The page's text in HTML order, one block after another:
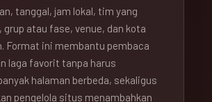
tanggal, jam lokal, tim yang
grup atau fase, venue, dan kota
Format ini membantu pembaca
laga favorit tanpa harus
halaman berbeda, sekaligus
pengelola situs menambahkan